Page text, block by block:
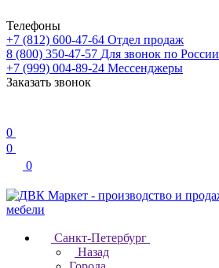
Телефоны
+7 (812) 600-47-64 Отдел продаж
8 (800) 350-47-57 Для звонок по России
+7 (999) 004-89-24 Мессенджеры
Заказать звонок
0
0
0
Санкт-Петербург
Назад